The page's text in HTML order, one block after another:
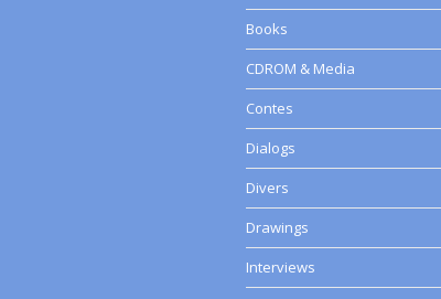
Books
CDROM & Media
Contes
Dialogs
Divers
Drawings
Interviews